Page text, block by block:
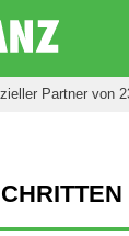
Partner von